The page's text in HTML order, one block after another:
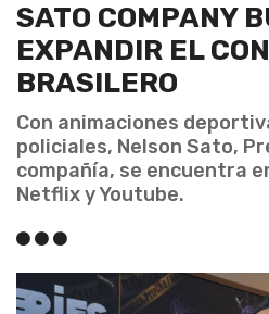
SATO COMPANY
EXPANDIR EL
BRASILERO
Con animaciones
policiales, Nelson Sato,
compañía, se encuentra
Netflix y Youtube.